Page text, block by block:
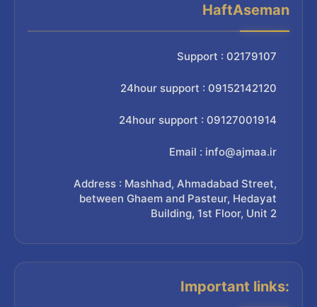
HaftAseman
Support : 02179107
24hour support : 09152142120
24hour support : 09127001914
Email : info@ajmaa.ir
Address : Mashhad, Ahmadabad Street,
between Ghaem and Pasteur, Hedayat
Building, 1st Floor, Unit 2
Important links: